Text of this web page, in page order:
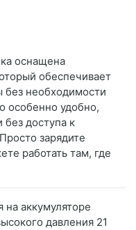
оснащена
обеспечивает
без необходимости
особенно удобно,
без доступа к
зарядите
работать там, где
на аккумуляторе
давления 21